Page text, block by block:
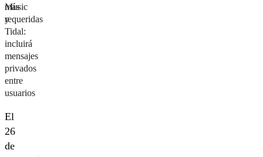
Music
y
Tidal:
incluirá
mensajes
privados
entre
usuarios
más
requeridas
El
26
de